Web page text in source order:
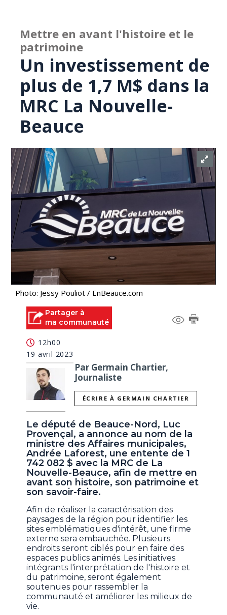
Mettre en avant l'histoire et le
patrimoine
Un investissement de
plus de 1,7 M$ dans la
MRC La Nouvelle-
Beauce
Photo: Jessy Pouliot / EnBeauce.com
Partager à
ma communauté
12h00
19 avril 2023
Par Germain Chartier,
Journaliste
ÉCRIRE À GERMAIN CHARTIER
Le député de Beauce-Nord, Luc
Provençal, a annonce au nom de la
ministre des Affaires municipales,
Andrée Laforest, une entente de 1
742 082 $ avec la MRC de La
Nouvelle-Beauce, afin de mettre en
avant son histoire, son patrimoine et
son savoir-faire.
Afin de réaliser la caractérisation des
paysages de la région pour identifier les
sites emblématiques d'intérêt, une firme
externe sera embauchée. Plusieurs
endroits seront ciblés pour en faire des
espaces publics animés. Les initiatives
intégrants l'interprétation de l'histoire et
du patrimoine, seront également
soutenues pour rassembler la
communauté et améliorer les milieux de
vie.